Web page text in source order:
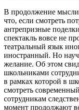
В продолжение мысли
что, если смотреть
антрепризные
спектакль вовсе не
театральный язык
иностранный. Но
желание. Об этом
школьниками
в рамках которой в
смотреть
сотрудникам
момент продолжают